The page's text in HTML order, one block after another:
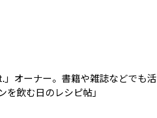
オーナー。書籍や雑誌などでも活
飲む日のレシピ帖」